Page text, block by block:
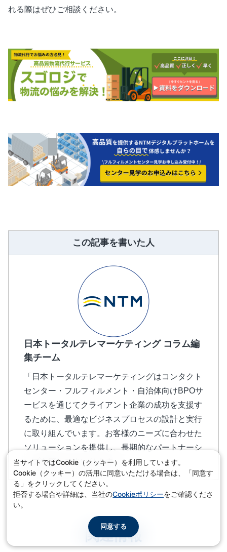
れる際はぜひご相談ください。
この記事を書いた人
日本トータルテレマーケティング コラム編
集チーム
「日本トータルテレマーケティングはコンタクト
センター・フルフィルメント・自治体向けBPOサ
ービスを通じてクライアント企業の成功を支援す
るために、最適なビジネスプロセスの設計と実行
に取り組んでいます。お客様のニーズに合わせた
ソリューションを提供し、長期的なパートナーシ
ップを築いてまいります。」
関連情報
当サイトではCookie（クッキー）を利用しています。
Cookie（クッキー）の活用に同意いただける場合は、「同意す
る」をクリックしてください。
拒否する場合や詳細は、当社のCookieポリシーをご確認くださ
い。
同意する